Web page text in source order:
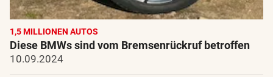
1,5 MILLIONEN AUTOS
Diese BMWs sind vom Bremsenrückruf betroffen
10.09.2024